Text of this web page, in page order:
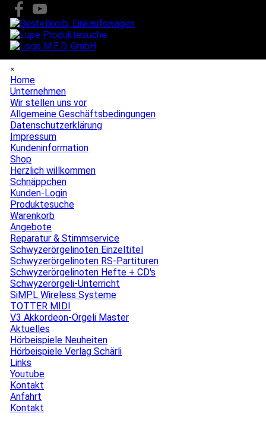
Direkt zum Seiteninhalt
Menü überspringen
×
Home
Unternehmen
Wir stellen uns vor
Allgemeine Geschäftsbedingungen
Datenschutzerklärung
Impressum
Kundeninformation
Shop
Herzlich willkommen
Schnäppchen
Kunden-Login
Produktesuche
Warenkorb
Angebote
Reparatur & Stimmservice
Schwyzerörgelinoten Einzeltitel
Schwyzerörgelinoten RS-Partituren
Schwyzerörgelinoten Hefte + CD's
Schwyzerörgeli-Unterricht
SiMPL Wireless Systeme
TOTTER MIDI
V3 Akkordeon-Örgeli Master
Aktuelles
Hörbeispiele Neuheiten
Hörbeispiele Verlag Schärli
Links
Youtube
Kontakt
Anfahrt
Kontakt